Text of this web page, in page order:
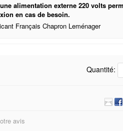
alimentation externe 220 volts
en cas de besoin.
Français Chapron Leménager
Quantité:
avis